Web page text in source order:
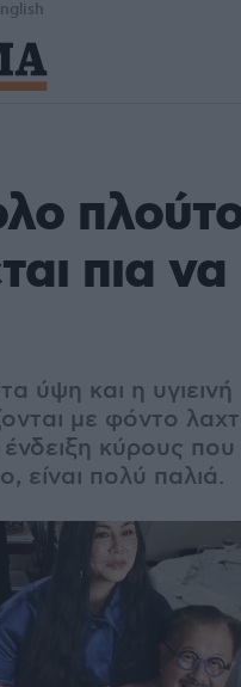
πια να
ύψη και η
με φόντο
κύρους που
είναι πολύ παλιά.